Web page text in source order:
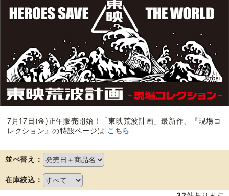
7月17日(金)正午販売開始！「東映荒波計画」最新作、『現場コ
レクション』の特設ページは こちら
並べ替え：
在庫絞込：